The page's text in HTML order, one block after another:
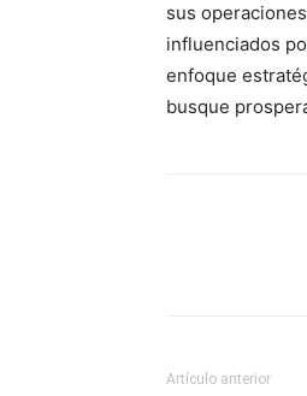
sus
influenciados
enfoque
busque
Artículo anterior